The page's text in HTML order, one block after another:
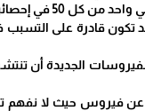
تكون قادرة على التسبب
الجديدة أن
معدل إماتة أقل من واحد من كل 1000 شخص.